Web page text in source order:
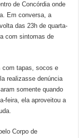
de Concórdia onde
Em conversa, a
das 23h de quarta-
com sintomas de
com tapas, socos e
realizasse denúncia
somente quando
feira, ela aproveitou a
Corpo de